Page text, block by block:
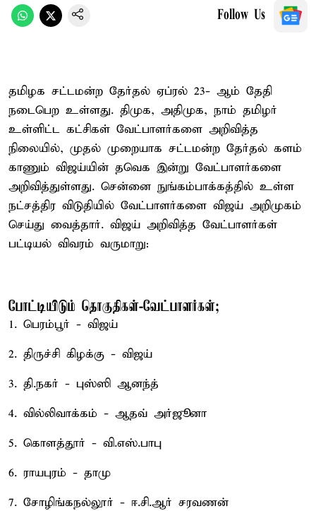
Follow Us
தமிழக சட்டமன்ற தேர்தல் ஏப்ரல் 23- ஆம் தேதி
நடைபெற உள்ளது. திமுக, அதிமுக, நாம் தமிழர்
உள்ளிட்ட கட்சிகள் வேட்பாளர்களை அறிவித்த
நிலையில், முதல் முறையாக சட்டமன்ற தேர்தல் களம்
காணும் விஜய்யின் தவெக இன்று வேட்பாளர்களை
அறிவித்துள்ளது. சென்னை நுங்கம்பாக்கத்தில் உள்ள
நட்சத்திர விடுதியில் வேட்பாளர்களை விஜய் அறிமுகம்
செய்து வைத்தார். விஜய் அறிவித்த வேட்பாளர்கள்
பட்டியல் விவரம் வருமாறு:
போட்டியிடும் தொகுதிகள்-வேட்பாளர்கள்;
1. பெரம்பூர் - விஜய்
2. திருச்சி கிழக்கு - விஜய்
3. தி.நகர் - புஸ்ஸி ஆனந்த்
4. வில்லிவாக்கம் - ஆதவ் அர்ஜூனா
5. கொளத்தூர் - வி.எஸ்.பாபு
6. ராயபுரம் - தாமு
7. சோழிங்கநல்லூர் - ஈ.சி.ஆர் சரவணன்